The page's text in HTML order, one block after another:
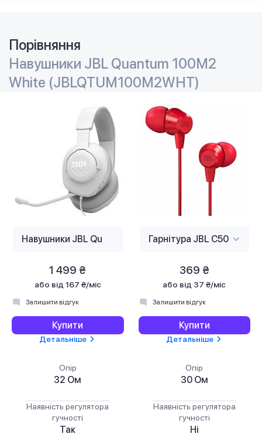
Порівняння
Навушники JBL Quantum 100M2
White (JBLQTUM100M2WHT)
1 499 ₴
або від 167 ₴/міс
Залишити відгук
Купити
Детальніше
Опір
32 Ом
Наявність регулятора
гучності
Так
369 ₴
або від 37 ₴/міс
Залишити відгук
Купити
Детальніше
Опір
30 Ом
Наявність регулятора
гучності
Ні